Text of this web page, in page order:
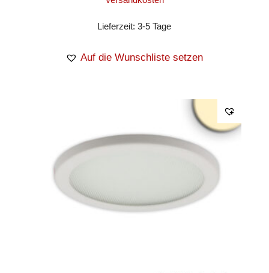
Lieferzeit:3-5 Tage
Auf die Wunschliste setzen